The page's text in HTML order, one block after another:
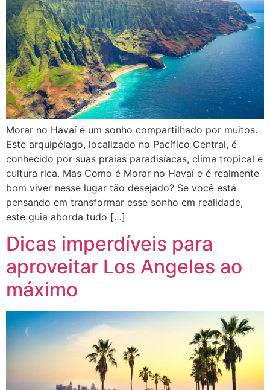
Morar no Havaí é um sonho compartilhado por muitos.
Este arquipélago, localizado no Pacífico Central, é
conhecido por suas praias paradisíacas, clima tropical e
cultura rica. Mas Como é Morar no Havaí e é realmente
bom viver nesse lugar tão desejado? Se você está
pensando em transformar esse sonho em realidade,
este guia aborda tudo […]
Dicas imperdíveis para
aproveitar Los Angeles ao
máximo